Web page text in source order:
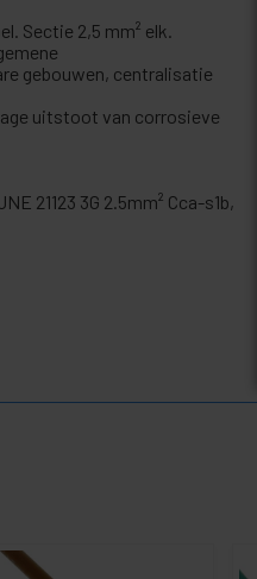
Sectie 2,5 mm² elk.
gebouwen, centralisatie
uitstoot van corrosieve
21123 3G 2.5mm² Cca-s1b,